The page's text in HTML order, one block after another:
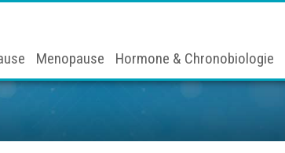
Menopause Hormone & Chronobiologie